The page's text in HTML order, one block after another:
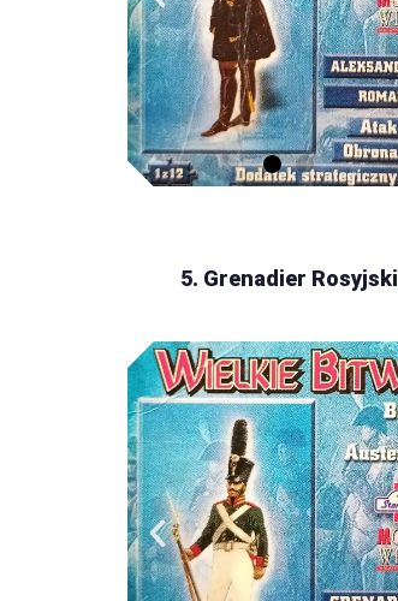
5. Grenadier Rosyjski